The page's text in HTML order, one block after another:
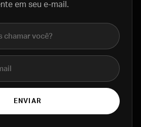
em seu e-mail.
ENVIAR